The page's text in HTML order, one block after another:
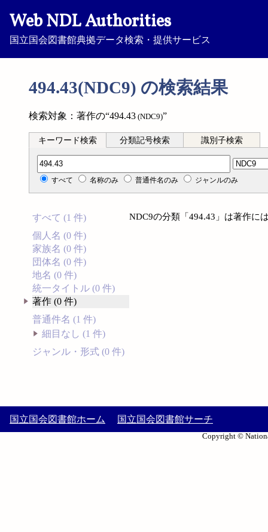
Web NDL Authorities
国立国会図書館典拠データ検索・提供サービス
494.43(NDC9) の検索結果
検索対象：著作の“494.43 (NDC9)”
キーワード検索 分類記号検索 識別子検索
分類記号検索
すべて 名称のみ 普通件名のみ ジャンルのみ
すべて (1 件)
個人名 (0 件)
家族名 (0 件)
団体名 (0 件)
地名 (0 件)
統一タイトル (0 件)
著作 (0 件)
普通件名 (1 件)
細目なし (1 件)
ジャンル・形式 (0 件)
NDC9の分類「494.43」は著作に
国立国会図書館ホーム 国立国会図書館サーチ
Copyright ©